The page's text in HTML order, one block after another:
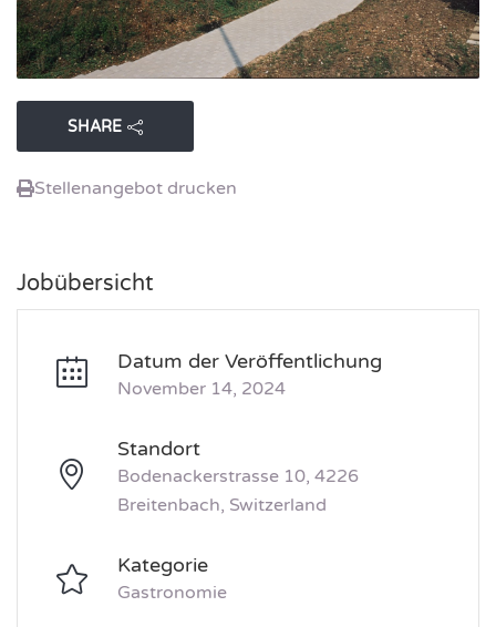
SHARE
Stellenangebot drucken
Jobübersicht
Datum der Veröffentlichung
November 14, 2024
Standort
Bodenackerstrasse 10, 4226
Breitenbach, Switzerland
Kategorie
Gastronomie